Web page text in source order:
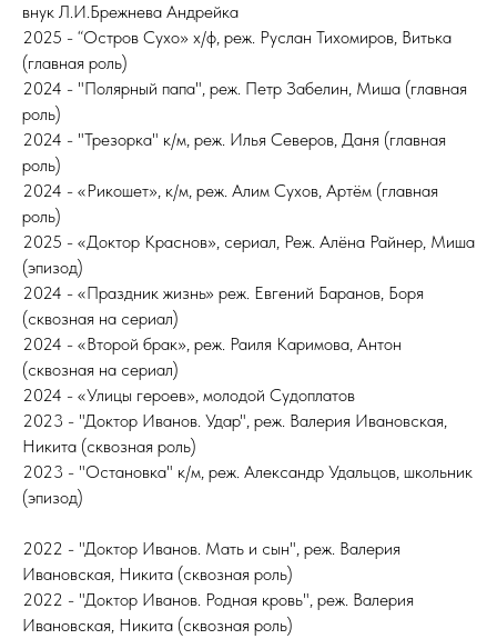
внук Л.И.Брежнева Андрейка
2025 - “Остров Сухо» х/ф, реж. Руслан Тихомиров, Витька
(главная роль)
2024 - "Полярный папа", реж. Петр Забелин, Миша (главная
роль)
2024 - "Трезорка" к/м, реж. Илья Северов, Даня (главная
роль)
2024 - «Рикошет», к/м, реж. Алим Сухов, Артём (главная
роль)
2025 - «Доктор Краснов», сериал, Реж. Алёна Райнер, Миша
(эпизод)
2024 - «Праздник жизнь» реж. Евгений Баранов, Боря
(сквозная на сериал)
2024 - «Второй брак», реж. Раиля Каримова, Антон
(сквозная на сериал)
2024 - «Улицы героев», молодой Судоплатов
2023 - "Доктор Иванов. Удар", реж. Валерия Ивановская,
Никита (сквозная роль)
2023 - "Остановка" к/м, реж. Александр Удальцов, школьник
(эпизод)
2022 - "Доктор Иванов. Мать и сын", реж. Валерия
Ивановская, Никита (сквозная роль)
2022 - "Доктор Иванов. Родная кровь", реж. Валерия
Ивановская, Никита (сквозная роль)